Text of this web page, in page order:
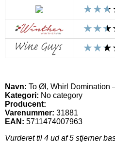
Navn: To Øl, Whirl Domination
Kategori: No category
Producent:
Varenummer: 31881
EAN: 5711474007963
Vurderet til 4 ud af 5 stjerner